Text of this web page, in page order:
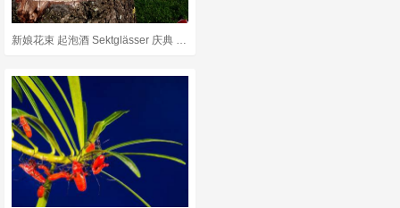
新娘花束 起泡酒 Sektglässer 庆典 婚礼 庆祝活动